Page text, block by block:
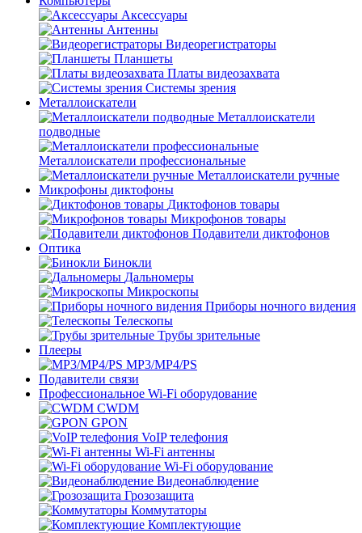
Аксессуары
Антенны
Видеорегистраторы
Планшеты
Платы видеозахвата
Системы зрения
Металлоискатели
Металлоискатели
подводные
Металлоискатели профессиональные
Металлоискатели ручные
Микрофоны диктофоны
Диктофонов товары
Микрофонов товары
Подавители диктофонов
Оптика
Бинокли
Дальномеры
Микроскопы
Приборы ночного видения
Телескопы
Трубы зрительные
Плееры
MP3/MP4/PS
Подавители связи
Профессиональное Wi-Fi оборудование
CWDM
GPON
VoIP телефония
Wi-Fi антенны
Wi-Fi оборудование
Видеонаблюдение
Грозозащита
Коммутаторы
Комплектующие